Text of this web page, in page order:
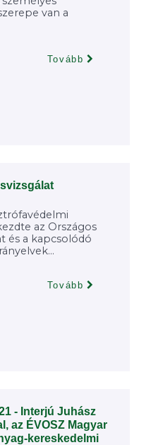
van a
Tovább
az Országos
és a kapcsolódó
Tovább
- Interjú Juhász
az ÉVOSZ Magyar
kereskedelmi